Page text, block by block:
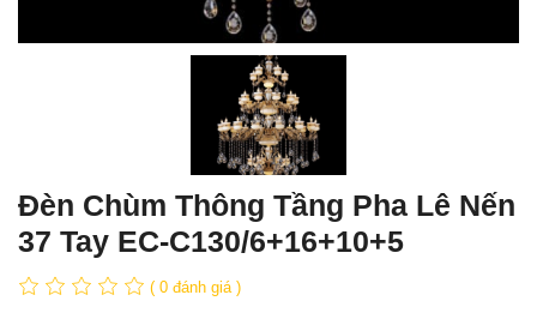
Đèn Chùm Thông Tầng Pha Lê Nến
37 Tay EC-C130/6+16+10+5
( 0 đánh giá )